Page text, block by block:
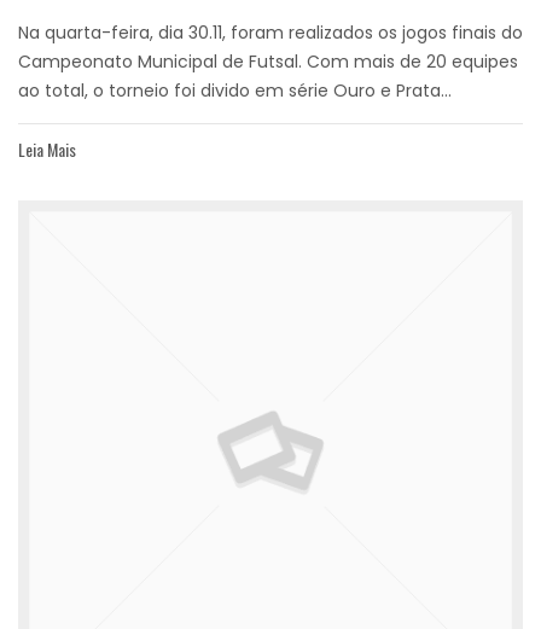
Na quarta-feira, dia 30.11, foram realizados os jogos finais do
Campeonato Municipal de Futsal. Com mais de 20 equipes
ao total, o torneio foi divido em série Ouro e Prata...
Leia Mais